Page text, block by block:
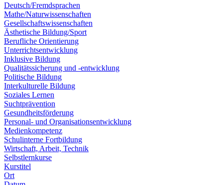
Deutsch/Fremdsprachen
Mathe/Naturwissenschaften
Gesellschaftswissenschaften
Ästhetische Bildung/Sport
Berufliche Orientierung
Unterrichtsentwicklung
Inklusive Bildung
Qualitätssicherung und -entwicklung
Politische Bildung
Interkulturelle Bildung
Soziales Lernen
Suchtprävention
Gesundheitsförderung
Personal- und Organisationsentwicklung
Medienkompetenz
Schulinterne Fortbildung
Wirtschaft, Arbeit, Technik
Selbstlernkurse
Kurstitel
Ort